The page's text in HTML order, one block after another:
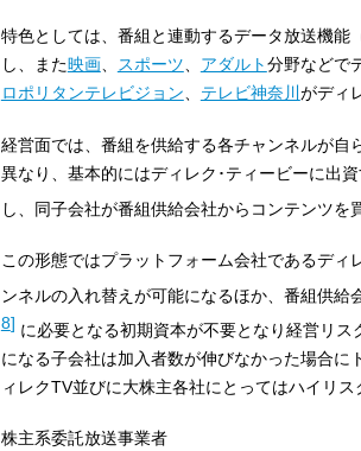
特色としては、番組と連動するデータ放送機能
し、また映画、 スポーツ、 アダルト分野などで
ロポリタンテレビジョン、 テレビ神奈川 がディ
経営面では、番組を供給する各チャンネルが自
異なり、基本的にはディレク･ティービーに出
し、同子会社が番組供給会社からコンテンツを
この形態ではプラットフォーム会社であるデ
ンネルの入れ替えが可能になるほか、番組供
8] に必要となる初期資本が不要となり経営リ
になる子会社は加入者数が伸びなかった場合
ィレクTV並びに大株主各社にとってはハイリス
株主系委託放送事業者